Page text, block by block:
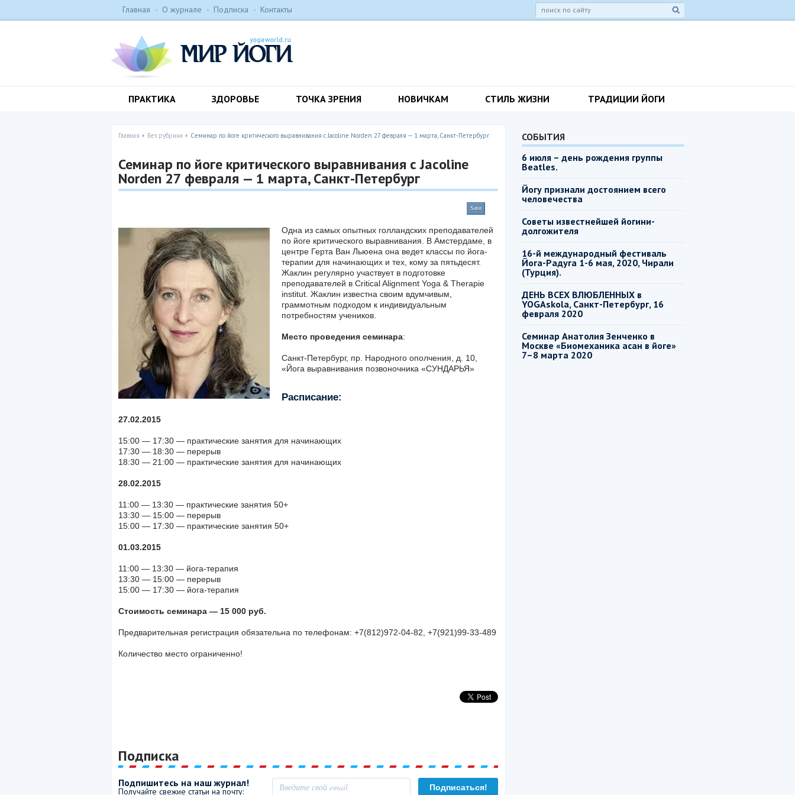
Главная О журнале Подписка Контакты
ПРАКТИКА ЗДОРОВЬЕ ТОЧКА ЗРЕНИЯ НОВИЧКАМ СТИЛЬ ЖИЗНИ ТРАДИЦИИ ЙОГИ
Главная Без рубрики Семинар по йоге критического выравнивания с Jacoline Norden 27 февраля — 1 марта, Санкт-Петербург
Семинар по йоге критического выравнивания с Jacoline
Norden 27 февраля — 1 марта, Санкт-Петербург
Save
Одна из самых опытных голландских преподавателей
по йоге критического выравнивания. В Амстердаме, в
центре Герта Ван Льюена она ведет классы по йога-
терапии для начинающих и тех, кому за пятьдесят.
Жаклин регулярно участвует в подготовке
преподавателей в Critical Alignment Yoga & Therapie
institut. Жаклин известна своим вдумчивым,
граммотным подходом к индивидуальным
потребностям учеников.
Место проведения семинара:
Санкт-Петербург, пр. Народного ополчения, д. 10,
«Йога выравнивания позвоночника «СУНДАРЬЯ»
Расписание:
27.02.2015
15:00 — 17:30 — практические занятия для начинающих
17:30 — 18:30 — перерыв
18:30 — 21:00 — практические занятия для начинающих
28.02.2015
11:00 — 13:30 — практические занятия 50+
13:30 — 15:00 — перерыв
15:00 — 17:30 — практические занятия 50+
01.03.2015
11:00 — 13:30 — йога-терапия
13:30 — 15:00 — перерыв
15:00 — 17:30 — йога-терапия
Стоимость семинара — 15 000 руб.
Предварительная регистрация обязательна по телефонам: +7(812)972-04-82, +7(921)99-33-489
Количество место ограниченно!
Подписка
Подпишитесь на наш журнал!
Получайте свежие статьи на почту:
СОБЫТИЯ
6 июля – день рождения группы
Beatles.
Йогу признали достоянием всего
человечества
Советы известнейшей йогини-
долгожителя
16-й международный фестиваль
Йога-Радуга 1-6 мая, 2020, Чирали
(Турция).
ДЕНЬ ВСЕХ ВЛЮБЛЕННЫХ в
YOGAskola, Санкт-Петербург, 16
февраля 2020
Семинар Анатолия Зенченко в
Москве «Биомеханика асан в йоге»
7–8 марта 2020